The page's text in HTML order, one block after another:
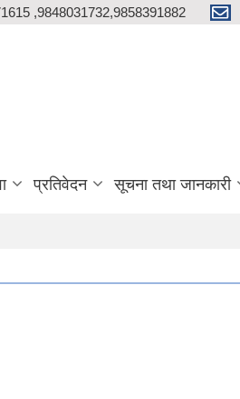
,9848031732,9858391882
प्रतिवेदन सूचना तथा जानकारी